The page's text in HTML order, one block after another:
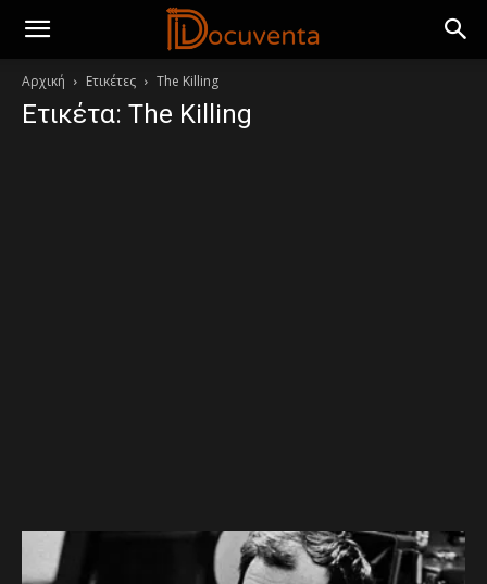
Αρχική Ετικέτες The Killing
Ετικέτα: The Killing